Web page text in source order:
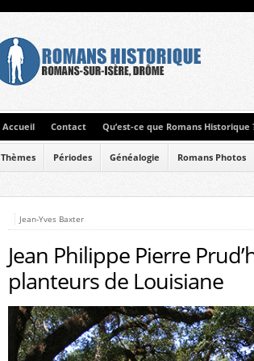
Accueil Contact Qu’est-ce que Romans Historique
Thèmes Périodes Généalogie Romans Photos
Jean-Yves Baxter
Jean Philippe Pierre
planteurs de Louisiane